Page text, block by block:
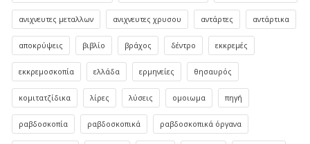
ανιχνευτες μεταλλων ανιχνευτες χρυσου αντάρτες αντάρτικα
αποκρύψεις βιβλίο βράχος δέντρο εκκρεμές
εκκρεμοσκοπία ελλάδα ερμηνείες θησαυρός
κομιτατζίδικα λίρες λύσεις ομοιωμα πηγή
ραβδοσκοπία ραβδοσκοπικά ραβδοσκοπικά όργανα